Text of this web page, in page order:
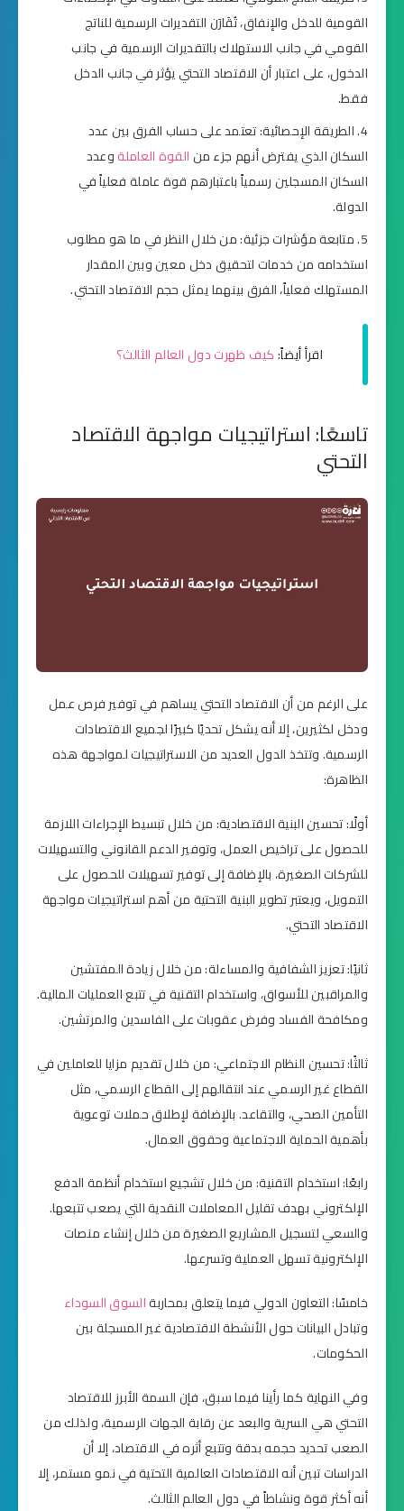
القومية للدخل والإنفاق، تُقَارَن التقديرات الرسمية للناتج
القومي في جانب الاستهلاك بالتقديرات الرسمية في جانب
الدخول، على اعتبار أن الاقتصاد التحتي يؤثر في جانب الدخل
فقط.
الطريقة الإحصائية: تعتمد على حساب الفرق بين عدد
السكان الذي يفترض أنهم جزء من القوة العاملةوعدد
السكان المسجلين رسمياً باعتبارهم قوة عاملة فعلياً في
الدولة.
متابعة مؤشرات جزئية: من خلال النظر في ما هو مطلوب
استخدامه من خدمات لتحقيق دخل معين وبين المقدار
المستهلك فعلياً، الفرق بينهما يمثل حجم الاقتصاد التحتي.
اقرأ أيضاً:كيف ظهرت دول العالم الثالث؟
تاسعًا: استراتيجيات مواجهة الاقتصاد
التحتي
على الرغم من أن الاقتصاد التحتي يساهم في توفير فرص عمل
ودخل لكثيرين، إلا أنه يشكل تحديًا كبيرًا لجميع الاقتصادات
الرسمية. وتتخذ الدول العديد من الاستراتيجيات لمواجهة هذه
الظاهرة:
أولًا: تحسين البنية الاقتصادية: من خلال تبسيط الإجراءات اللازمة
للحصول على تراخيص العمل، وتوفير الدعم القانوني والتسهيلات
للشركات الصغيرة، بالإضافة إلى توفير تسهيلات للحصول على
التمويل، ويعتبر تطوير البنية التحتية من أهم استراتيجيات مواجهة
الاقتصاد التحتي.
ثانيًا: تعزيز الشفافية والمساءلة: من خلال زيادة المفتشين
والمراقبين للأسواق، واستخدام التقنية في تتبع العمليات المالية.
ومكافحة الفساد وفرض عقوبات على الفاسدين والمرتشين.
ثالثًا: تحسين النظام الاجتماعي: من خلال تقديم مزايا للعاملين في
القطاع غير الرسمي عند انتقالهم إلى القطاع الرسمي، مثل
التأمين الصحي، والتقاعد. بالإضافة لإطلاق حملات توعوية
بأهمية الحماية الاجتماعية وحقوق العمال.
رابعًا: استخدام التقنية: من خلال تشجيع استخدام أنظمة الدفع
الإلكتروني بهدف تقليل المعاملات النقدية التي يصعب تتبعها.
والسعي لتسجيل المشاريع الصغيرة من خلال إنشاء منصات
الإلكترونية تسهل العملية وتسرعها.
خامسًا: التعاون الدولي فيما يتعلق بمحاربةالسوق السوداء
وتبادل البيانات حول الأنشطة الاقتصادية غير المسجلة بين
الحكومات.
وفي النهاية كما رأينا فيما سبق، فإن السمة الأبرز للاقتصاد
التحتي هي السرية والبعد عن رقابة الجهات الرسمية، ولذلك من
الصعب تحديد حجمه بدقة وتتبع أثره في الاقتصاد، إلا أن
الدراسات تبين أنه الاقتصادات العالمية التحتية في نمو مستمر، إلا
أنه أكثر قوة ونشاطاً في دول العالم الثالث.